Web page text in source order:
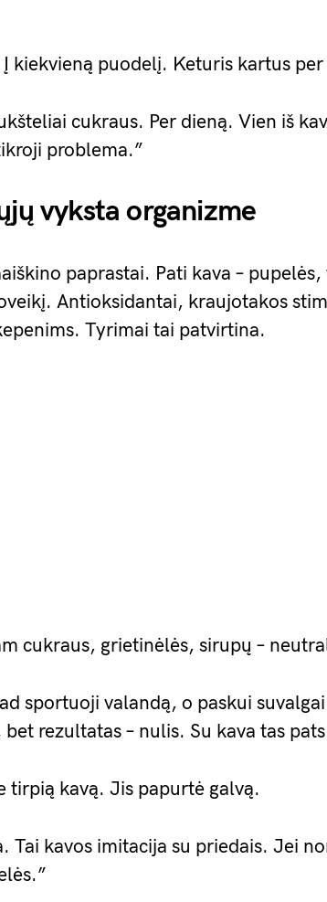
kiekvieną puodelį. Keturis kartus
cukraus. Per dieną. Vien iš
problema.”
vyksta organizme
paprastai. Pati kava –
Antioksidantai, kraujotakos
Tyrimai tai patvirtina.
cukraus, grietinėlės, sirupų –
sportuoji valandą, o paskui
rezultatas – nulis. Su kava tas
tirpią kavą. Jis papurtė galvą.
Tai kavos imitacija su priedais. Jei